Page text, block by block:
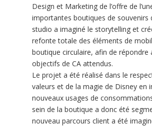
Design et Marketing de l’offre de
importantes boutiques de souvenirs
studio a imaginé le storytelling et
refonte totale des éléments de
boutique circulaire, afin de répondre
objectifs de CA attendus.
Le projet a été réalisé dans le
valeurs et de la magie de Disney en
nouveaux usages de
sein de la boutique a donc été
nouveau parcours client a été